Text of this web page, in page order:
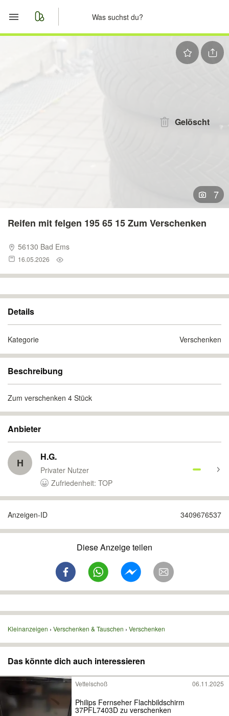
Merkliste
Gelöscht
7
Reifen mit felgen 195 65 15 Zum Verschenken
56130 Bad Ems
16.05.2026
Details
Kategorie Verschenken
Beschreibung
Zum verschenken 4 Stück
Anbieter
H H.G.
Privater Nutzer
Zufriedenheit: TOP
Anzeigen-ID 3409676537
Diese Anzeige teilen
Kleinanzeigen Verschenken & Tauschen Verschenken
Das könnte dich auch interessieren
Vettelschoß 06.11.2025
Philips Fernseher Flachbildschirm
37PFL7403D zu verschenken